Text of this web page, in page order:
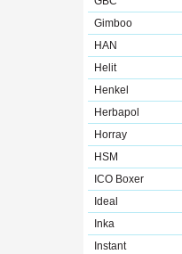
Gimboo
HAN
Helit
Henkel
Herbapol
Horray
HSM
ICO Boxer
Ideal
Inka
Instant